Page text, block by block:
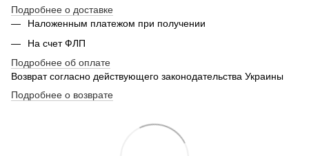
Подробнее о доставке
Наложенным платежом при получении
На счет ФЛП
Подробнее об оплате
Возврат согласно действующего законодательства Украины
Подробнее о возврате